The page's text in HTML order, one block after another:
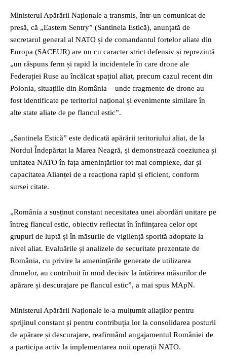
Ministerul Apărării Naționale a transmis, într-un comunicat de
presă, că „Eastern Sentry” (Santinela Estică), anunțată de
secretarul general al NATO și de comandantul forțelor aliate din
Europa (SACEUR) are un cu caracter strict defensiv și reprezintă
„un răspuns ferm și rapid la incidentele în care drone ale
Federației Ruse au încălcat spațiul aliat, precum cazul recent din
Polonia, situațiile din România – unde fragmente de drone au
fost identificate pe teritoriul național și evenimente similare în
alte state aliate de pe flancul estic”.
„Santinela Estică” este dedicată apărării teritoriului aliat, de la
Nordul Îndepărtat la Marea Neagră, și demonstrează coeziunea și
unitatea NATO în fața amenințărilor tot mai complexe, dar și
capacitatea Alianței de a reacționa rapid și eficient, conform
sursei citate.
„România a susținut constant necesitatea unei abordări unitare pe
întreg flancul estic, obiectiv reflectat în înființarea celor opt
grupuri de luptă și în măsurile de vigilență sporită adoptate la
nivel aliat. Evaluările și analizele de securitate prezentate de
România, cu privire la amenințările generate de utilizarea
dronelor, au contribuit în mod decisiv la întărirea măsurilor de
apărare și descurajare pe flancul estic”, a mai spus MApN.
Ministerul Apărării Naționale le-a mulțumit aliaților pentru
sprijinul constant și pentru contribuția lor la consolidarea posturii
de apărare și descurajare, reafirmând angajamentul României de
a participa activ la implementarea noii operații NATO.